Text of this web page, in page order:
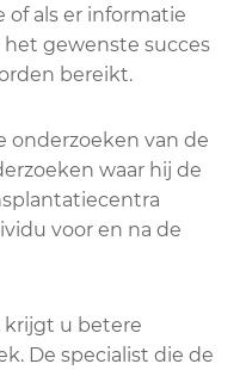
of als er informatie
gewenste succes
bereikt.
onderzoeken van de
waar hij de
voor en na de
krijgt u betere
De specialist die de